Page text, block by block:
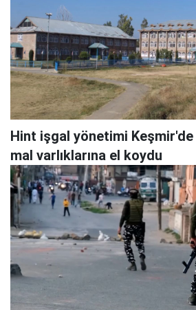
Hint işgal yönetimi
mal varlıklarına el koydu